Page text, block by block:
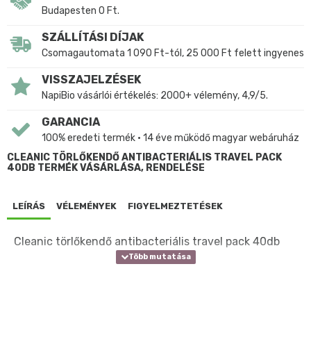
Budapesten 0 Ft.
SZÁLLÍTÁSI DÍJAK
Csomagautomata 1 090 Ft-tól, 25 000 Ft felett ingyenes
VISSZAJELZÉSEK
NapiBio vásárlói értékelés: 2000+ vélemény, 4,9/5.
GARANCIA
100% eredeti termék • 14 éve működő magyar webáruház
CLEANIC TÖRLŐKENDŐ ANTIBACTERIÁLIS TRAVEL PACK
40DB TERMÉK VÁSÁRLÁSA, RENDELÉSE
LEÍRÁS VÉLEMÉNYEK FIGYELMEZTETÉSEK
Cleanic törlőkendő antibacteriális travel pack 40db